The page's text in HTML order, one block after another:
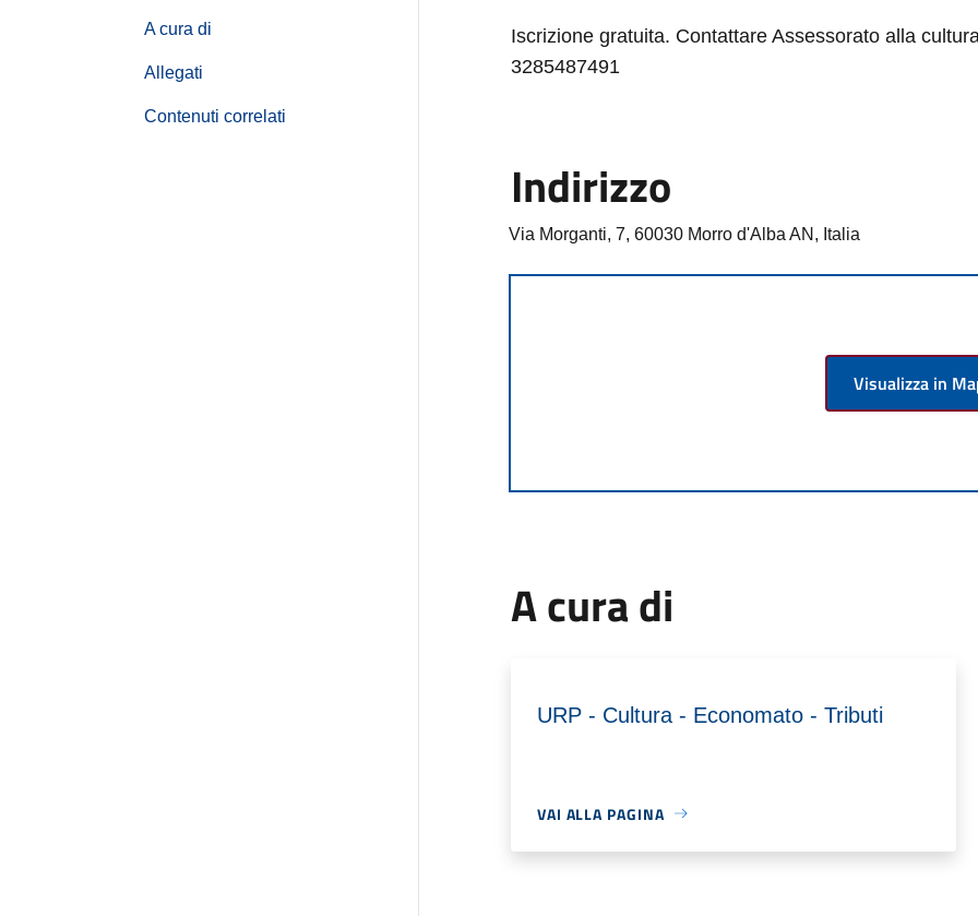
A cura di
Allegati
Contenuti correlati
Iscrizione gratuita. Contattare Assessorato alla
3285487491
Indirizzo
Via Morganti, 7, 60030 Morro d'Alba AN, Italia
Visualizza in
A cura di
URP - Cultura - Economato - Tributi
VAI ALLA PAGINA